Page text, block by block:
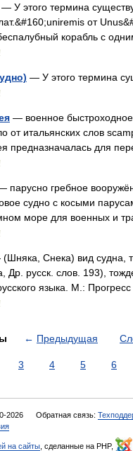
— У этого термина
от
корабль с
— У этого термина
— военное быстроходное
от итальянских слов
предназначалась для
парусно гребное
судно с косыми
море для военных и
Снека) вид судна,
Др. русск. слов. 193),
языка. М.:
← Предыдущая
3 4 5 6
2026 Обратная связь:
на сайты , сделанные на PHP,